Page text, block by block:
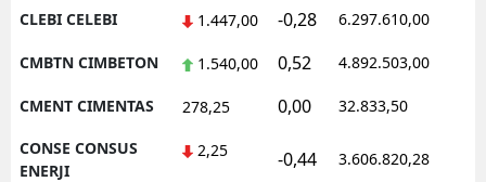
CLEBI CELEBI 1.447,00 -0,28 6.297.610,00
CMBTN CIMBETON 1.540,00 0,52 4.892.503,00
CMENT CIMENTAS 278,25 0,00 32.833,50
CONSE CONSUS
ENERJI
2,25 -0,44 3.606.820,28